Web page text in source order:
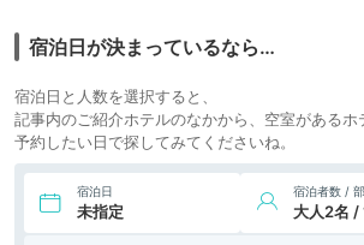
宿泊日が決まっているなら…
宿泊日と人数を選択すると、
記事内のご紹介ホテルのなかから、空室があるホ
予約したい日で探してみてくださいね。
宿泊日
未指定
宿泊者数 /
大人2名 /